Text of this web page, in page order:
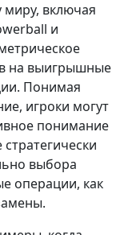
включая
и
на выигрышные
Понимая
игроки могут
понимание
выбора
операции, как